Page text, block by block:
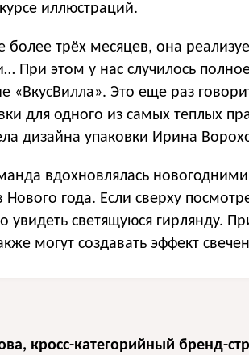
иллюстраций.
трёх месяцев, она
При этом у нас случилось
Это еще раз
для одного из самых теплых
дизайна упаковки Ирина
вдохновлялась
года. Если сверху
увидеть светящуюся гирлянду.
могут создавать эффект
кросс-категорийный бренд-